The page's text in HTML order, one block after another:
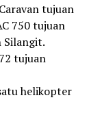
tujuan
750 tujuan
Silangit.
tujuan
helikopter